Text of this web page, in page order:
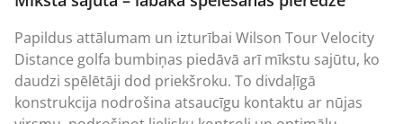
Papildus attālumam un izturībai Wilson Tour Velocity
Distance golfa bumbiņas piedāvā arī mīkstu sajūtu, ko
daudzi spēlētāji dod priekšroku. To divdaļīgā
konstrukcija nodrošina atsaucīgu kontaktu ar nūjas